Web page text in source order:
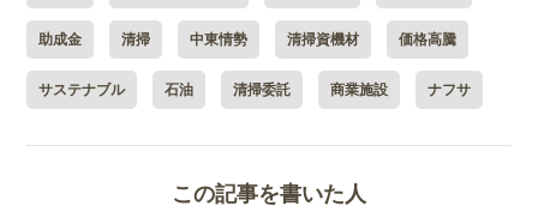
助成金 清掃 中東情勢 清掃資機材 価格高騰
サステナブル 石油 清掃委託 商業施設 ナフサ
この記事を書いた人